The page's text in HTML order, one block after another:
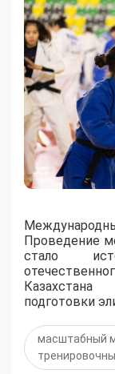
Проведение
стало
подготовки
масштабный